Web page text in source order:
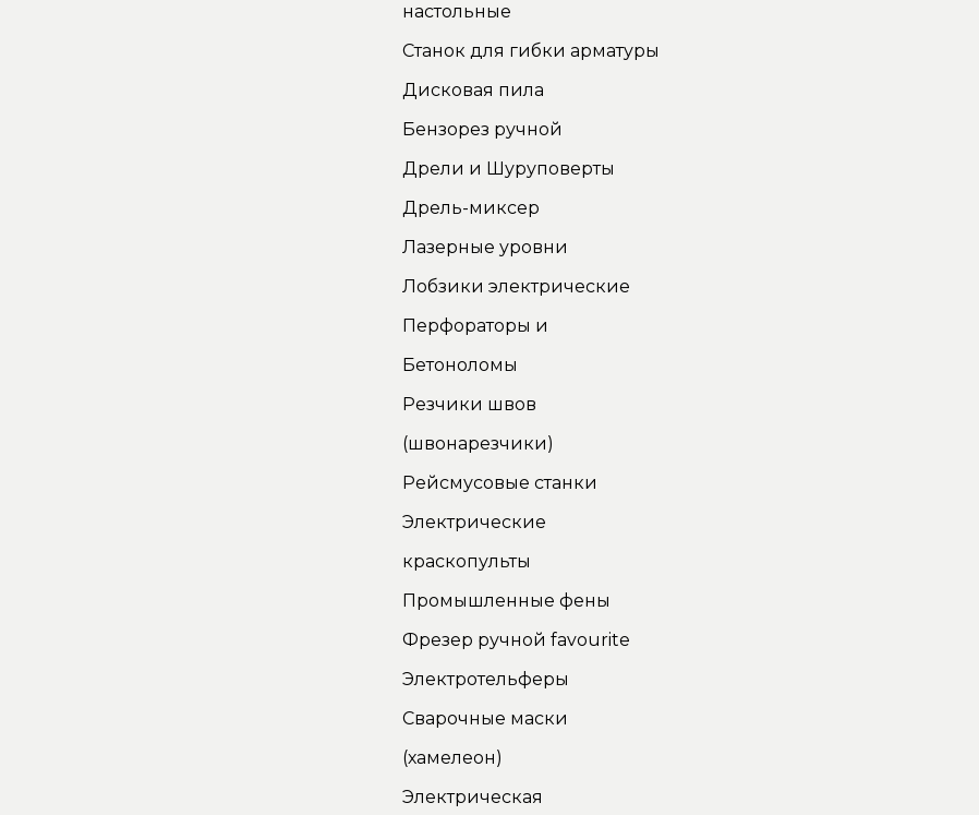
настольные
Станок для гибки арматуры
Дисковая пила
Бензорез ручной
Дрели и Шуруповерты
Дрель-миксер
Лазерные уровни
Лобзики электрические
Перфораторы и
Бетоноломы
Резчики швов
(швонарезчики)
Рейсмусовые станки
Электрические
краскопульты
Промышленные фены
Фрезер ручной favourite
Электротельферы
Сварочные маски
(хамелеон)
Электрическая